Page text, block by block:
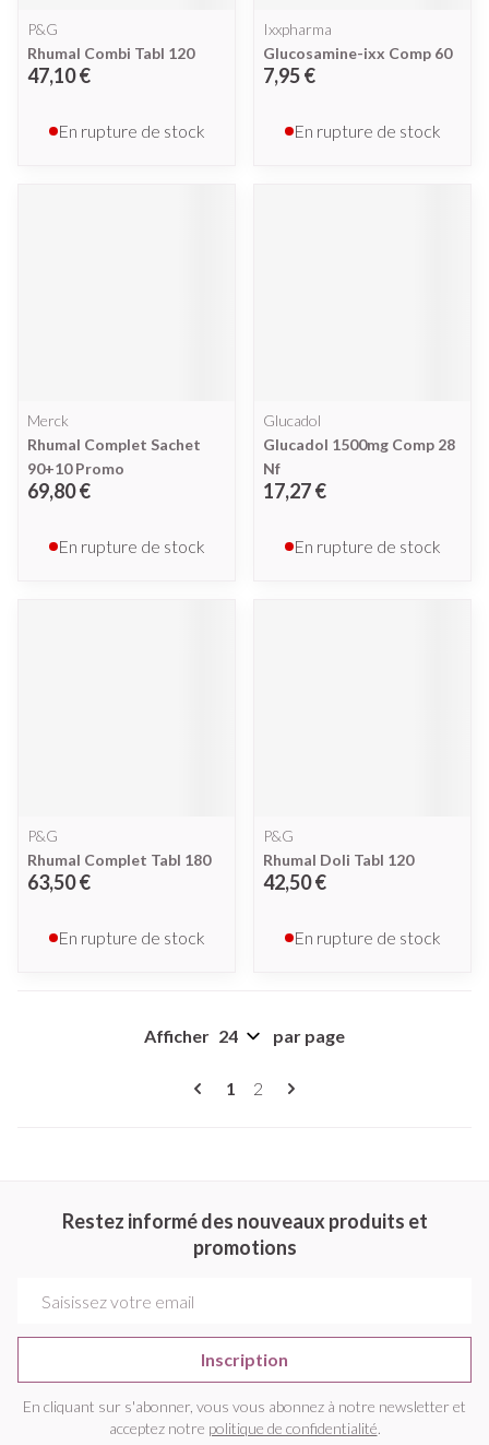
P&G
Rhumal Combi Tabl 120
47,10 €
En rupture de stock
Ixxpharma
Glucosamine-ixx Comp 60
7,95 €
En rupture de stock
Merck
Rhumal Complet Sachet
90+10 Promo
69,80 €
En rupture de stock
Glucadol
Glucadol 1500mg Comp 28
Nf
17,27 €
En rupture de stock
P&G
Rhumal Complet Tabl 180
63,50 €
En rupture de stock
P&G
Rhumal Doli Tabl 120
42,50 €
En rupture de stock
Pages
Vous lisez actuellement la page
1 Page
2
Afficher par page
Restez informé des nouveaux produits et
promotions
Inscription
En cliquant sur s'abonner, vous vous abonnez à notre newsletter et
acceptez notre politique de confidentialité.